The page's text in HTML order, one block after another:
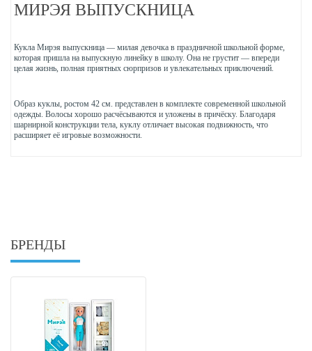
МИРЭЯ ВЫПУСКНИЦА
Кукла Мирэя выпускница — милая девочка в праздничной школьной форме,
которая пришла на выпускную линейку в школу. Она не грустит — впереди
целая жизнь, полная приятных сюрпризов и увлекательных приключений.
Образ куклы, ростом 42 см. представлен в комплекте современной школьной
одежды. Волосы хорошо расчёсываются и уложены в причёску. Благодаря
шарнирной конструкции тела, куклу отличает высокая подвижность, что
расширяет её игровые возможности.
БРЕНДЫ